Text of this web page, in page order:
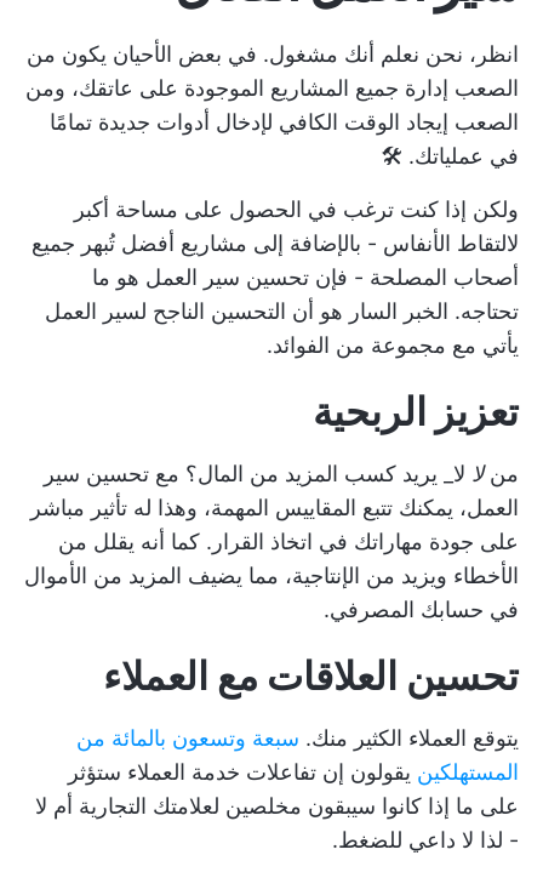
انظر، نحن نعلم أنك مشغول. في بعض الأحيان يكون من
الصعب إدارة جميع المشاريع الموجودة على عاتقك، ومن
الصعب إيجاد الوقت الكافي لإدخال أدوات جديدة تمامًا
في عملياتك. 🛠️
ولكن إذا كنت ترغب في الحصول على مساحة أكبر
لالتقاط الأنفاس - بالإضافة إلى مشاريع أفضل تُبهر جميع
أصحاب المصلحة - فإن تحسين سير العمل هو ما
تحتاجه. الخبر السار هو أن التحسين الناجح لسير العمل
يأتي مع مجموعة من الفوائد.
تعزيز الربحية
منلا لا_ يريد كسب المزيد من المال؟ مع تحسين سير
العمل، يمكنك تتبع المقاييس المهمة، وهذا له تأثير مباشر
على جودة مهاراتك في اتخاذ القرار. كما أنه يقلل من
الأخطاء ويزيد من الإنتاجية، مما يضيف المزيد من الأموال
في حسابك المصرفي.
تحسين العلاقات مع العملاء
يتوقع العملاء الكثير منك. سبعة وتسعون بالمائة من
المستهلكين يقولون إن تفاعلات خدمة العملاء ستؤثر
على ما إذا كانوا سيبقون مخلصين لعلامتك التجارية أم لا
- لذا لا داعي للضغط.